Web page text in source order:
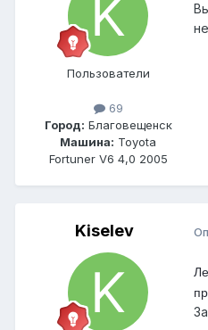
Пользователи
69
Город: Благовещенск
Машина: Toyota
Fortuner V6 4,0 2005
Kiselev